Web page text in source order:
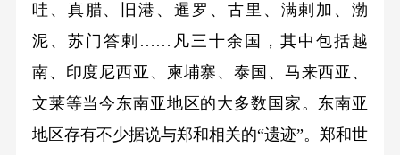
哇、真腊、旧港、暹罗、古里、满剌加、渤
泥、苏门答剌……凡三十余国，其中包括越
南、印度尼西亚、柬埔寨、泰国、马来西亚、
文莱等当今东南亚地区的大多数国家。东南亚
地区存有不少据说与郑和相关的“遗迹”。郑和世